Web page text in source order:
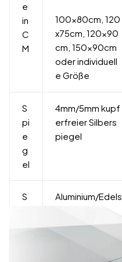
e
in
C
M
100x80cm, 120
x75cm, 120x90
cm, 150x90cm
oder individuell
e Größe
S
pi
e
g
el
4mm/5mm kupf
erfreier Silbers
piegel
S
Aluminium/Edels
Holz